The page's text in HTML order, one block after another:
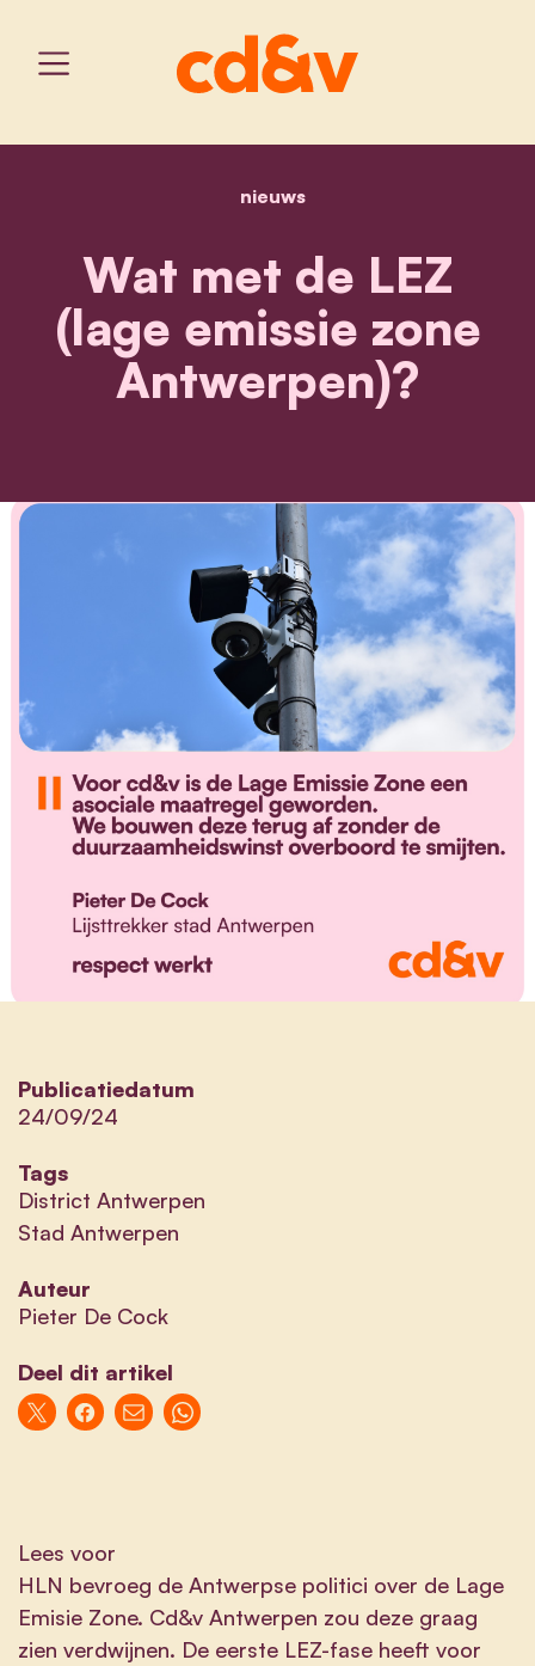
home
nieuwswat met de lez (lage
Wat met de LEZ
(lage emissie zone
Antwerpen)?
Publicatiedatum
24/09/24
Tags
District Antwerpen
Stad Antwerpen
Auteur
Pieter De Cock
Deel dit artikel
Lees voor
HLN bevroeg de Antwerpse politici over de Lage
Emisie Zone. Cd&v Antwerpen zou deze graag
zien verdwijnen. De eerste LEZ-fase heeft voor